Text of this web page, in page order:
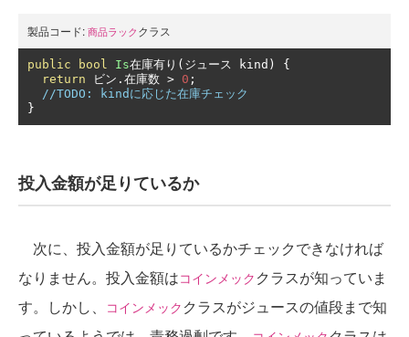
製品コード: 商品ラック クラス
public bool Is在庫有り(ジュース kind )
{
return
ビン.在庫数 > 0 ;
//TODO: kindに応じた在庫チェック
}
投入金額が足りているか
次に、投入金額が足りているかチェックできなければ
なりません。投入金額はコインメック クラスが知っていま
す。しかし、
コインメック クラスがジュースの値段まで知